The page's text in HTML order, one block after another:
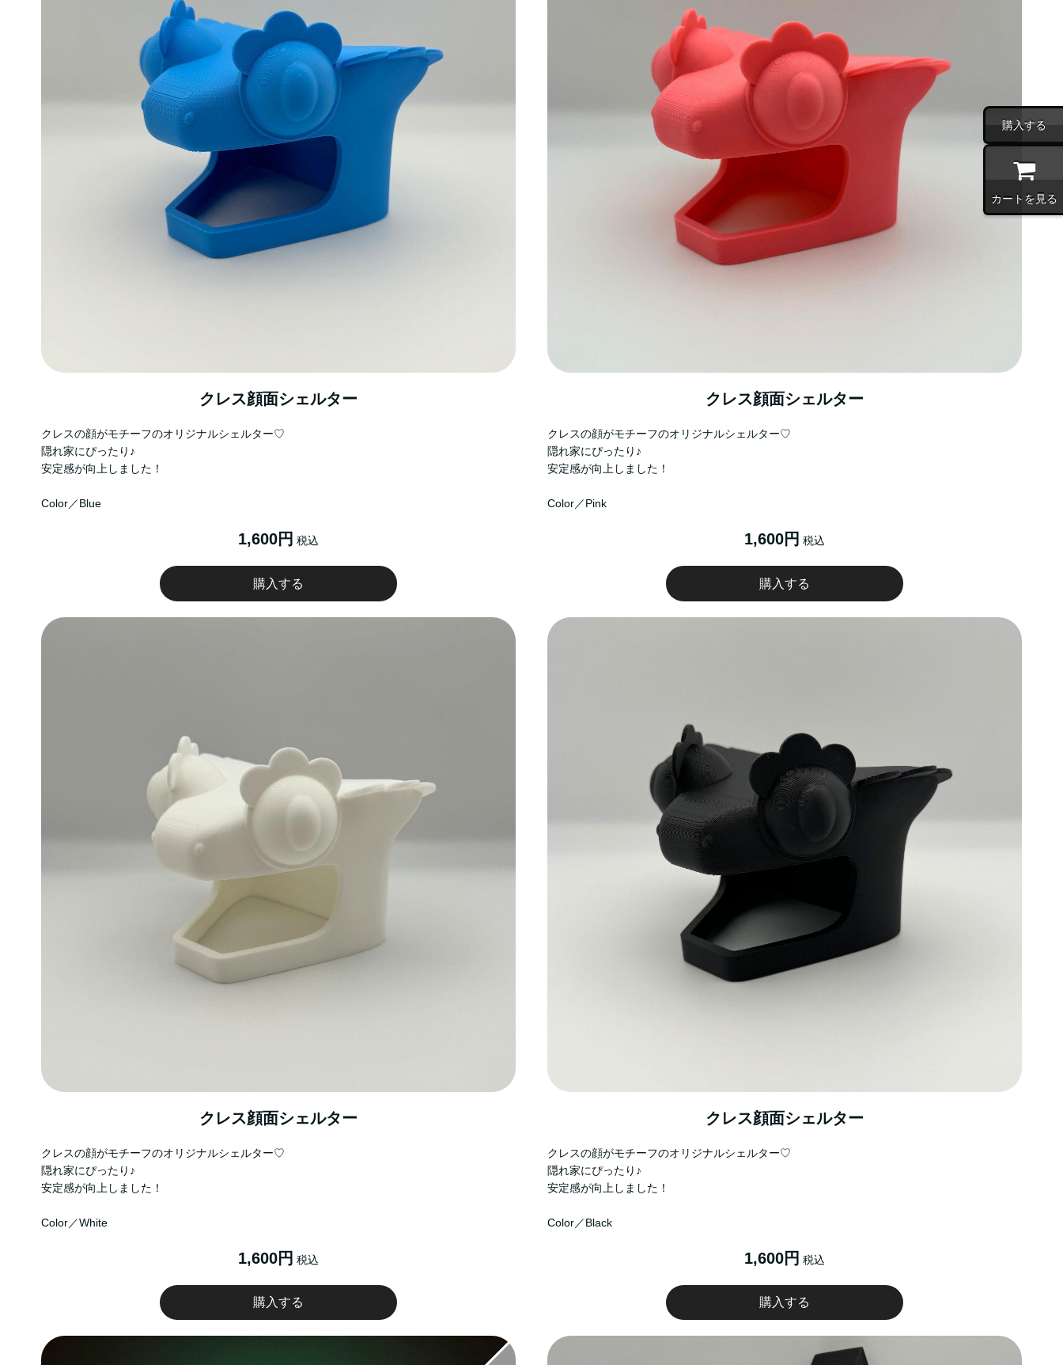
購入する
カートを見る
クレス顔面シェルター
クレスの顔がモチーフのオリジナルシェルター♡
隠れ家にぴったり♪
安定感が向上しました！
Color／Blue
1,600円 税込
購入する
クレス顔面シェルター
クレスの顔がモチーフのオリジナルシェルター♡
隠れ家にぴったり♪
安定感が向上しました！
Color／Pink
1,600円 税込
購入する
クレス顔面シェルター
クレスの顔がモチーフのオリジナルシェルター♡
隠れ家にぴったり♪
安定感が向上しました！
Color／White
1,600円 税込
購入する
クレス顔面シェルター
クレスの顔がモチーフのオリジナルシェルター♡
隠れ家にぴったり♪
安定感が向上しました！
Color／Black
1,600円 税込
購入する